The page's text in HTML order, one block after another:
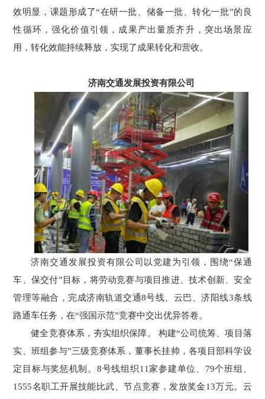
效明显，课题形成了“在研一批、储备一批、转化一批”的良
性循环，强化价值引领，成果产出量质齐升，突出场景应
用，转化效能持续释放，实现了成果转化和营收。
济南交通发展投资有限公司
济南交通发展投资有限公司以党建为引领，围绕“保通
车、保交付”目标，将劳动竞赛与项目推进、技术创新、安全
管理等融合，完成济南轨道交通8号线、云巴、济阳线3条线
路通车任务，在“强国示范”竞赛中交出优异答卷。
健全竞赛体系，夯实组织保障。 构建“公司统筹、项目落
实、班组参与”三级竞赛体系，董事长挂帅，各项目部科学设
定目标与奖惩机制。8号线组织11家参建单位、79个班组、
1555名职工开展技能比武、节点竞赛，发放奖金13万元。云